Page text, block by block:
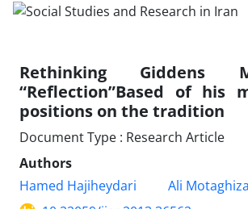
Rethinking Giddens
“Reflection”Based of his
positions on the tradition
Document Type : Research Article
Authors
Hamed Hajiheydari
Ali